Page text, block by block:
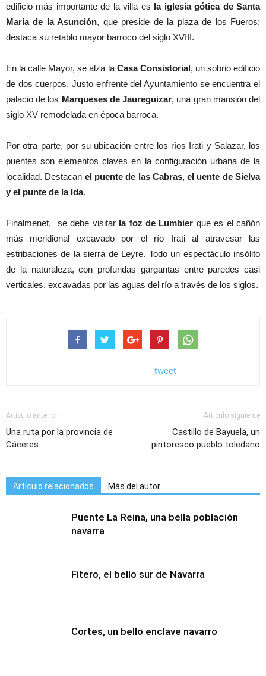
edificio más importante de la villa es la iglesia gótica de Santa
María de la Asunción, que preside de la plaza de los Fueros;
destaca su retablo mayor barroco del siglo XVIII.
En la calle Mayor, se alza laCasa Consistorial, un sobrio edificio
de dos cuerpos. Justo enfrente del Ayuntamiento se encuentra el
palacio de los Marqueses de Jaureguizar, una gran mansión del
siglo XV remodelada en época barroca.
Por otra parte, por su ubicación entre los ríos Irati y Salazar, los
puentes son elementos claves en la configuración urbana de la
localidad. Destacan el puente de las Cabras, el uente de Sielva
y el punte de la Ida.
Finalmenet, se debe visitarla foz de Lumbier que es el cañón
más meridional excavado por el río Irati al atravesar las
estribaciones de la sierra de Leyre. Todo un espectáculo insólito
de la naturaleza, con profundas gargantas entre paredes casi
verticales, excavadas por las aguas del río a través de los siglos.
tweet
Artículo anterior
Una ruta por la provincia de
Cáceres
Artículo siguiente
Castillo de Bayuela, un
pintoresco pueblo toledano
Artículo relacionados Más del autor
Puente La Reina, una bella población
navarra
Fitero, el bello sur de Navarra
Cortes, un bello enclave navarro